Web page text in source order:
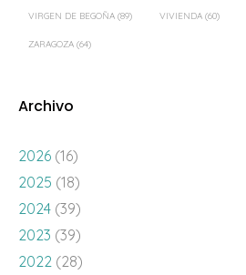
VIRGEN DE BEGOÑA (89) VIVIENDA (60)
ZARAGOZA (64)
Archivo
2026 (16)
2025 (18)
2024 (39)
2023 (39)
2022 (28)